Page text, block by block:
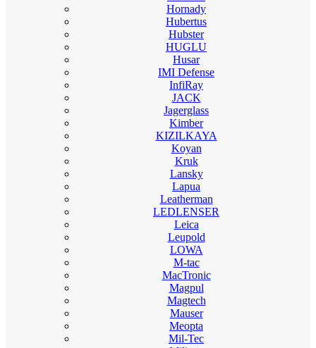
Hornady
Hubertus
Hubster
HUGLU
Husar
IMI Defense
InfiRay
JACK
Jagerglass
Kimber
KIZILKAYA
Koyan
Kruk
Lansky
Lapua
Leatherman
LEDLENSER
Leica
Leupold
LOWA
M-tac
MacTronic
Magpul
Magtech
Mauser
Meopta
Mil-Tec